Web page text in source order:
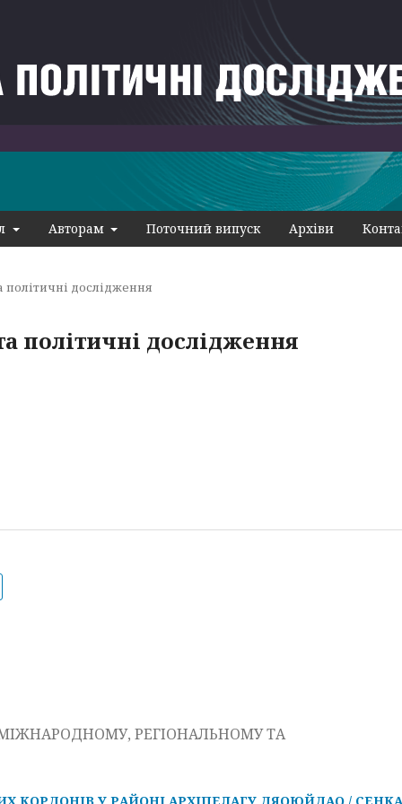
Авторам Поточний випуск Архіви
політичні дослідження
політичні дослідження
РЕГІОНАЛЬНОМУ ТА